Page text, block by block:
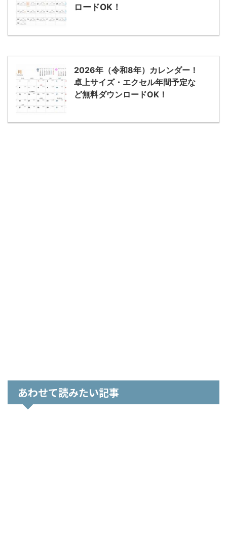
ロードOK！
2026年（令和8年）カレンダー！
卓上サイズ・エクセル年間予定な
ど無料ダウンロードOK！
あわせて読みたい記事